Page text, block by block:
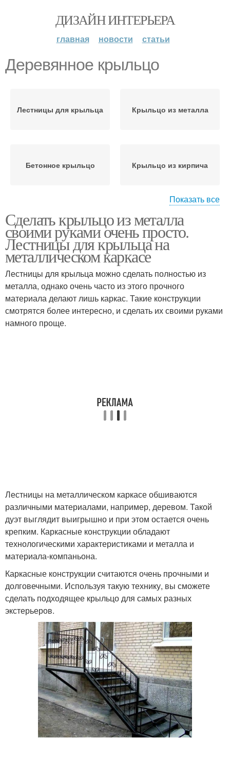
ДИЗАЙН ИНТЕРЬЕРА
главная новости статьи
Деревянное крыльцо
Лестницы для крыльца Крыльцо из металла
Бетонное крыльцо Крыльцо из кирпича
Лестница на крыльцо
крыльца
Крыльца из металла Лестница для крыльца
Крыльца из
Входное крыльцо Круглое крыльцо
Полукруглое крыльцо
Крыльца на даче
Угловое крыльцо Деревянные крыльца
Крыльцо на даче Крыльцо из уголка
Показать все
Сделать крыльцо из металла
своими руками очень просто.
Лестницы для крыльца на
металлическом каркасе
Лестницы для крыльца можно сделать полностью из
металла, однако очень часто из этого прочного
материала делают лишь каркас. Такие конструкции
смотрятся более интересно, и сделать их своими руками
намного проще.
Лестницы на металлическом каркасе обшиваются
различными материалами, например, деревом. Такой
дуэт выглядит выигрышно и при этом остается очень
крепким. Каркасные конструкции обладают
технологическими характеристиками и металла и
материала-компаньона.
Каркасные конструкции считаются очень прочными и
долговечными. Используя такую технику, вы сможете
сделать подходящее крыльцо для самых разных
экстерьеров.